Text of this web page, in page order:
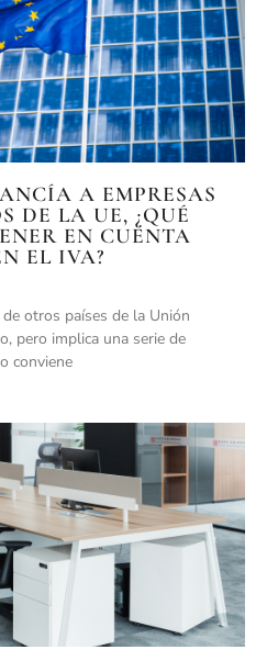
A EMPRESAS
DE LA UE, ¿QUÉ
EN CUENTA
EL IVA?
otros países de la Unión
pero implica una serie de
conviene